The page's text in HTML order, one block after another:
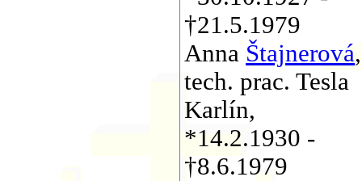
†21.5.1979
Anna Štajnerová,
tech. prac. Tesla
Karlín,
*14.2.1930 -
†8.6.1979